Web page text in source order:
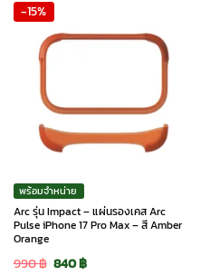
-15%
พร้อมจำหน่าย
Arc รุ่น Impact – แผ่นรองเคส Arc
Pulse iPhone 17 Pro Max – สี Amber
Orange
990฿ Original
840฿Current